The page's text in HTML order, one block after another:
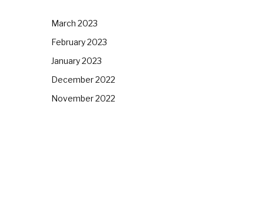
March 2023
February 2023
January 2023
December 2022
November 2022